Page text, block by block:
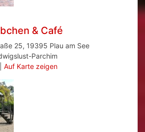
& Café
25, 19395 Plau am See
Parchim
Auf Karte zeigen